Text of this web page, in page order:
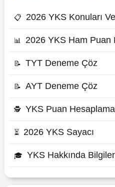
📋 2026 YKS Konuları
📊 2026 YKS Ham Puan
📝 TYT Deneme Çöz
📝 AYT Deneme Çöz
🕵 YKS Puan Hesaplama
⏳ 2026 YKS Sayacı
🎓 YKS Hakkında